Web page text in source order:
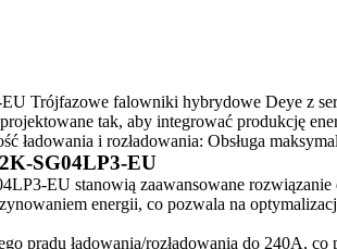
Trójfazowe falowniki hybrydowe Deye z
tak, aby integrować produkcję
ładowania i rozładowania: Obsługa
SG04LP3-EU
EU stanowią zaawansowane
energii, co pozwala na
prądu ładowania/rozładowania do 240A,